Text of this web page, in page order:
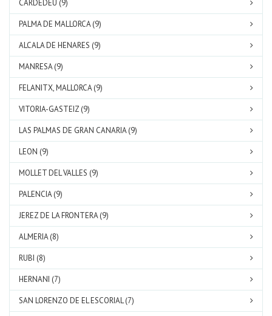
CARDEDEU (9)
PALMA DE MALLORCA (9)
ALCALA DE HENARES (9)
MANRESA (9)
FELANITX, MALLORCA (9)
VITORIA-GASTEIZ (9)
LAS PALMAS DE GRAN CANARIA (9)
LEON (9)
MOLLET DEL VALLES (9)
PALENCIA (9)
JEREZ DE LA FRONTERA (9)
ALMERIA (8)
RUBI (8)
HERNANI (7)
SAN LORENZO DE EL ESCORIAL (7)